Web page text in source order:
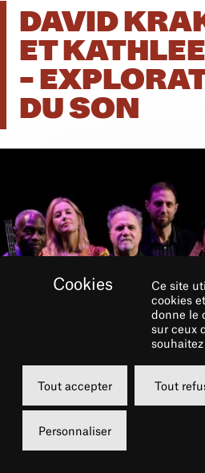
DAVID
ET
-
DU SON
LE CHÂTELET FAIT
Ce site
cookies
donne le
sur ceux
Tout accepter Tout
Personnaliser